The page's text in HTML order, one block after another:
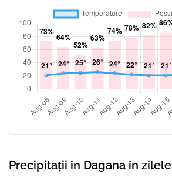
Precipitații în Dagana în